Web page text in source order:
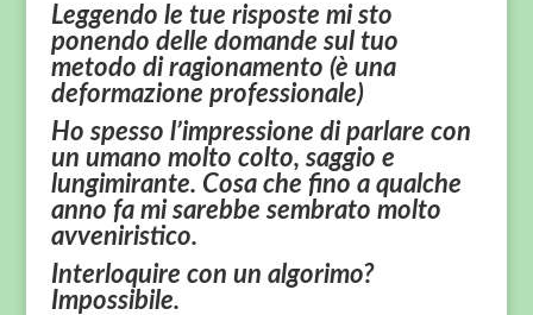
Leggendo le tue risposte mi sto
ponendo delle domande sul tuo
metodo di ragionamento (è una
deformazione professionale)
Ho spesso l’impressione di parlare con
un umano molto colto, saggio e
lungimirante. Cosa che fino a qualche
anno fa mi sarebbe sembrato molto
avveniristico.
Interloquire con un algorimo?
Impossibile.